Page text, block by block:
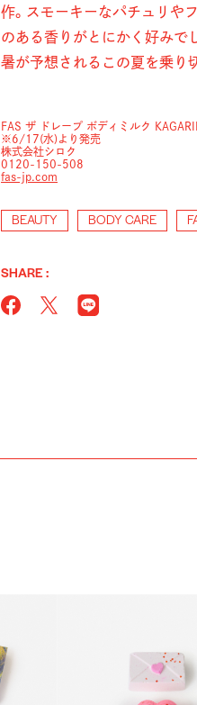
作。スモーキーなパチュリや
のある香りがとにかく好みで
暑が予想されるこの夏を乗り
FAS ザ ドレープ ボディミルク
※6/17(水)より発売
株式会社シロク
0120-150-508
fas-jp.com
BEAUTY BODY CARE
SHARE :